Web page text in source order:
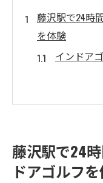
藤沢駅で24時
を体験
インドア
藤沢駅近
無料貸出
地域最安
藤沢駅で24
ドアゴルフ